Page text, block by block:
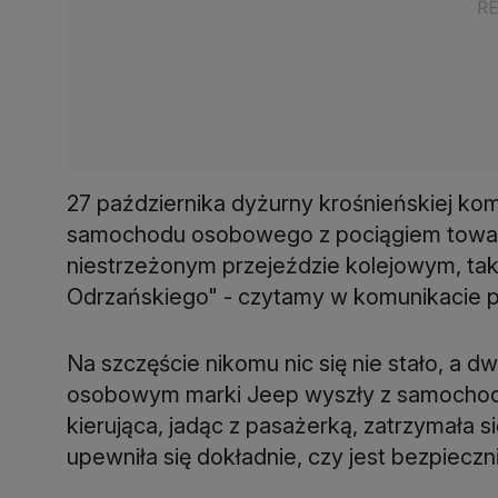
27 października dyżurny krośnieńskiej
samochodu osobowego z pociągiem
niestrzeżonym przejeździe kolejowym,
Odrzańskiego" - czytamy w komunikacie
Na szczęście nikomu nic się nie stało, a
osobowym marki Jeep wyszły z
kierująca, jadąc z pasażerką, zatrzymała
upewniła się dokładnie, czy jest